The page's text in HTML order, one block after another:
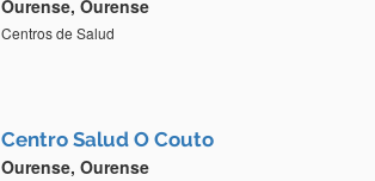
Ourense, Ourense
Centros de Salud
Centro Salud O Couto
Ourense, Ourense